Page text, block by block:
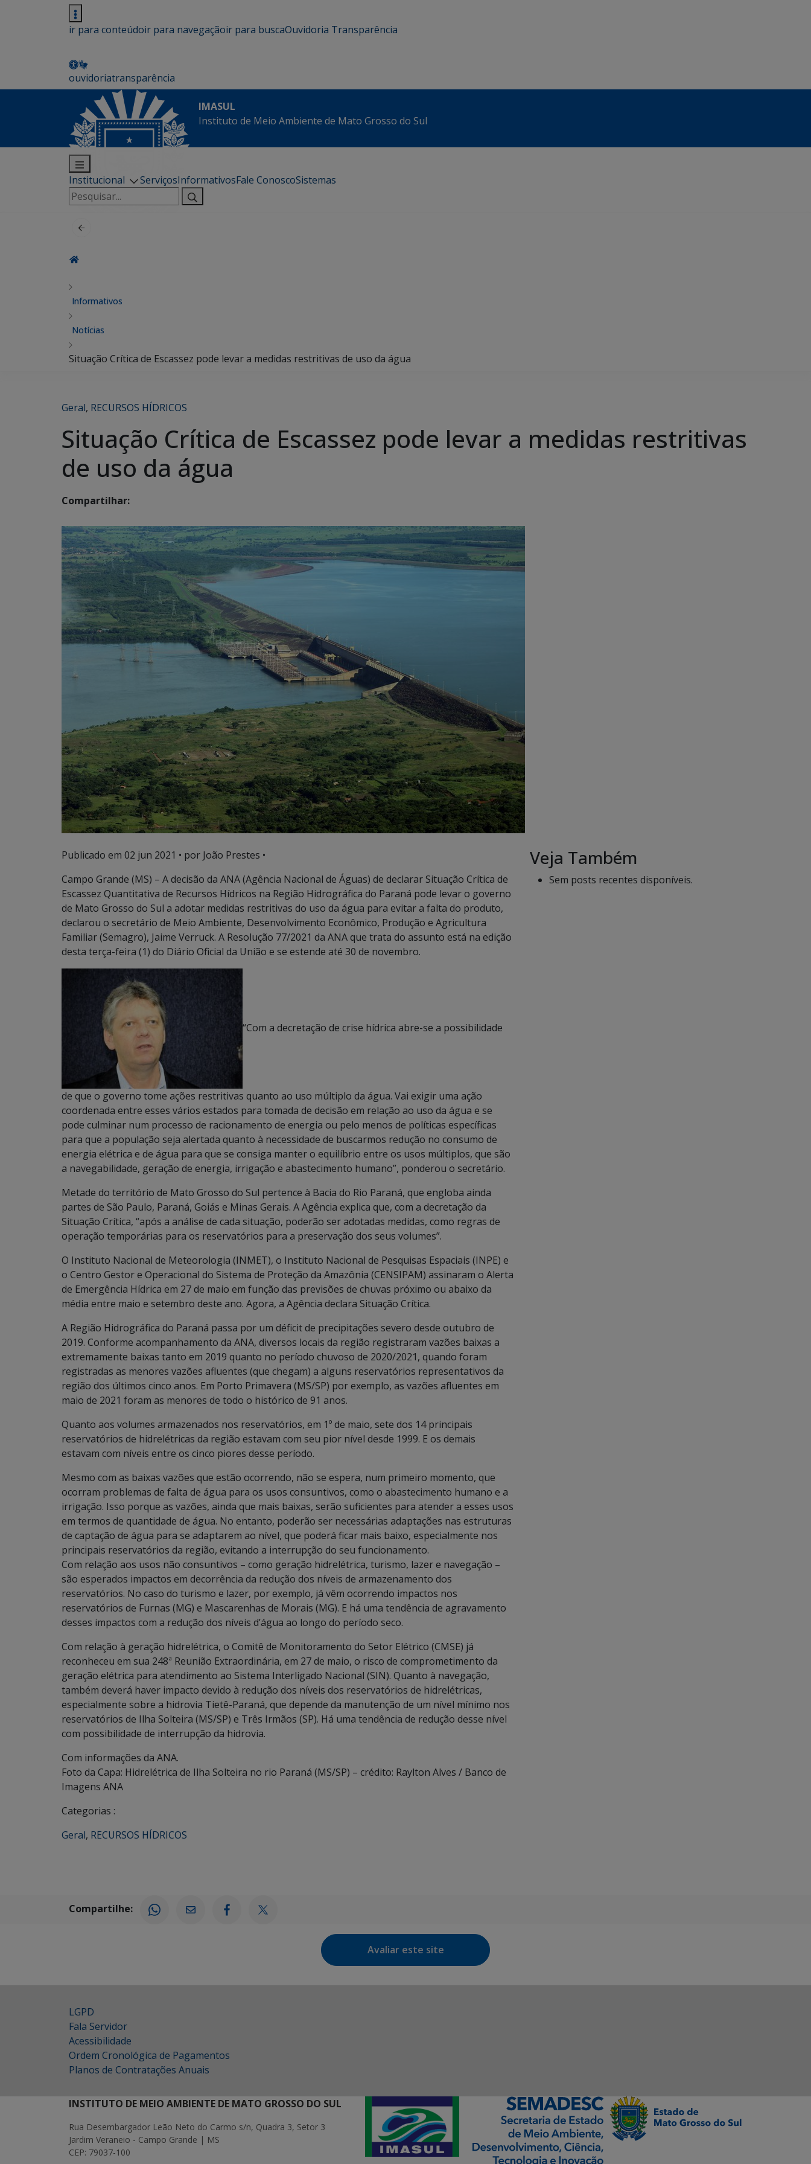
ir para conteúdoir para navegaçãoir para buscaOuvidoria Transparência
ouvidoriatransparência
IMASUL
Instituto de Meio Ambiente de Mato Grosso do Sul
Institucional ServiçosInformativosFale ConoscoSistemas
Pesquisar
por:
Informativos
Notícias
Situação Crítica de Escassez pode levar a medidas restritivas de uso da água
Geral, RECURSOS HÍDRICOS
Situação Crítica de Escassez pode levar a medidas restritivas
de uso da água
Compartilhar:
Publicado em 02 jun 2021 • por João Prestes •
Campo Grande (MS) – A decisão da ANA (Agência Nacional de Águas) de declarar Situação Crítica de
Escassez Quantitativa de Recursos Hídricos na Região Hidrográfica do Paraná pode levar o governo
de Mato Grosso do Sul a adotar medidas restritivas do uso da água para evitar a falta do produto,
declarou o secretário de Meio Ambiente, Desenvolvimento Econômico, Produção e Agricultura
Familiar (Semagro), Jaime Verruck. A Resolução 77/2021 da ANA que trata do assunto está na edição
desta terça-feira (1) do Diário Oficial da União e se estende até 30 de novembro.
“Com a decretação de crise hídrica abre-se a possibilidade
de que o governo tome ações restritivas quanto ao uso múltiplo da água. Vai exigir uma ação
coordenada entre esses vários estados para tomada de decisão em relação ao uso da água e se
pode culminar num processo de racionamento de energia ou pelo menos de políticas específicas
para que a população seja alertada quanto à necessidade de buscarmos redução no consumo de
energia elétrica e de água para que se consiga manter o equilíbrio entre os usos múltiplos, que são
a navegabilidade, geração de energia, irrigação e abastecimento humano”, ponderou o secretário.
Metade do território de Mato Grosso do Sul pertence à Bacia do Rio Paraná, que engloba ainda
partes de São Paulo, Paraná, Goiás e Minas Gerais. A Agência explica que, com a decretação da
Situação Crítica, “após a análise de cada situação, poderão ser adotadas medidas, como regras de
operação temporárias para os reservatórios para a preservação dos seus volumes”.
O Instituto Nacional de Meteorologia (INMET), o Instituto Nacional de Pesquisas Espaciais (INPE) e
o Centro Gestor e Operacional do Sistema de Proteção da Amazônia (CENSIPAM) assinaram o Alerta
de Emergência Hídrica em 27 de maio em função das previsões de chuvas próximo ou abaixo da
média entre maio e setembro deste ano. Agora, a Agência declara Situação Crítica.
A Região Hidrográfica do Paraná passa por um déficit de precipitações severo desde outubro de
2019. Conforme acompanhamento da ANA, diversos locais da região registraram vazões baixas a
extremamente baixas tanto em 2019 quanto no período chuvoso de 2020/2021, quando foram
registradas as menores vazões afluentes (que chegam) a alguns reservatórios representativos da
região dos últimos cinco anos. Em Porto Primavera (MS/SP) por exemplo, as vazões afluentes em
maio de 2021 foram as menores de todo o histórico de 91 anos.
Quanto aos volumes armazenados nos reservatórios, em 1º de maio, sete dos 14 principais
reservatórios de hidrelétricas da região estavam com seu pior nível desde 1999. E os demais
estavam com níveis entre os cinco piores desse período.
Mesmo com as baixas vazões que estão ocorrendo, não se espera, num primeiro momento, que
ocorram problemas de falta de água para os usos consuntivos, como o abastecimento humano e a
irrigação. Isso porque as vazões, ainda que mais baixas, serão suficientes para atender a esses usos
em termos de quantidade de água. No entanto, poderão ser necessárias adaptações nas estruturas
de captação de água para se adaptarem ao nível, que poderá ficar mais baixo, especialmente nos
principais reservatórios da região, evitando a interrupção do seu funcionamento.
Com relação aos usos não consuntivos – como geração hidrelétrica, turismo, lazer e navegação –
são esperados impactos em decorrência da redução dos níveis de armazenamento dos
reservatórios. No caso do turismo e lazer, por exemplo, já vêm ocorrendo impactos nos
reservatórios de Furnas (MG) e Mascarenhas de Morais (MG). E há uma tendência de agravamento
desses impactos com a redução dos níveis d’água ao longo do período seco.
Com relação à geração hidrelétrica, o Comitê de Monitoramento do Setor Elétrico (CMSE) já
reconheceu em sua 248ª Reunião Extraordinária, em 27 de maio, o risco de comprometimento da
geração elétrica para atendimento ao Sistema Interligado Nacional (SIN). Quanto à navegação,
também deverá haver impacto devido à redução dos níveis dos reservatórios de hidrelétricas,
especialmente sobre a hidrovia Tietê-Paraná, que depende da manutenção de um nível mínimo nos
reservatórios de Ilha Solteira (MS/SP) e Três Irmãos (SP). Há uma tendência de redução desse nível
com possibilidade de interrupção da hidrovia.
Com informações da ANA.
Foto da Capa: Hidrelétrica de Ilha Solteira no rio Paraná (MS/SP) – crédito: Raylton Alves / Banco de
Imagens ANA
Categorias :
Geral, RECURSOS HÍDRICOS
Veja Também
Sem posts recentes disponíveis.
Compartilhe:
Avaliar este site
LGPD
Fala Servidor
Acessibilidade
Ordem Cronológica de Pagamentos
Planos de Contratações Anuais
INSTITUTO DE MEIO AMBIENTE DE MATO GROSSO DO SUL
Rua Desembargador Leão Neto do Carmo s/n, Quadra 3, Setor 3
Jardim Veraneio - Campo Grande | MS
CEP: 79037-100